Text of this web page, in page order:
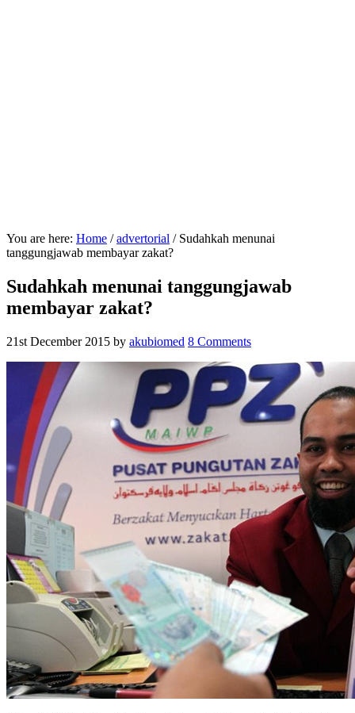
You are here: Home / advertorial /Sudahkah menunai
tanggungjawab membayar zakat?
Sudahkah menunai tanggungjawab
membayar zakat?
21st December 2015 by akubiomed 8 Comments